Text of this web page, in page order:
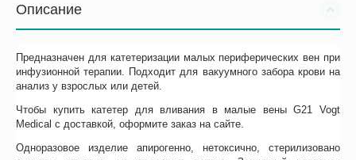
Описание
Предназначен для катетеризации малых периферических вен при
инфузионной терапии. Подходит для вакуумного забора крови на
анализ у взрослых или детей.
Чтобы купить катетер для вливания в малые вены G21 Vogt
Medical с доставкой, оформите заказ на сайте.
Одноразовое изделие апирогенно, нетоксично, стерилизовано